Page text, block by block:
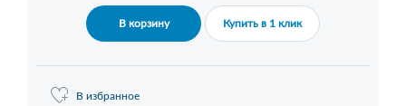
В корзину Купить в 1 клик
В избранное